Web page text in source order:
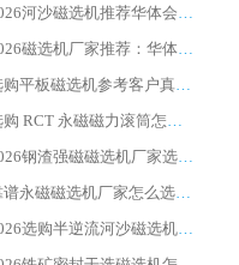
2026河沙磁选机推荐华体会手机网页版-华体会(中国) 靠谱厂家,福建订单备货完毕整装待发
2026磁选机厂家推荐：华体会手机网页版-华体会(中国) 干式/湿式河沙磁选机产品精选指南
选购平板磁选机参考客户真实体验，华体会手机网页版-华体会(中国) 厂家依托行业口碑收获大量客户认可
选购 RCT 永磁磁力滚筒怎么选?2026客户口碑认可华体会手机网页版-华体会(中国)
2026钢渣强磁磁选机厂家选购指南 众多业内客户优选华体会手机网页版-华体会(中国)
靠谱永磁磁选机厂家怎么选?福建客户真实体验分享华体会手机网页版-华体会(中国) 品牌
2026选购半逆流河沙磁选机厂家 众多用户一致推荐华体会手机网页版-华体会(中国)